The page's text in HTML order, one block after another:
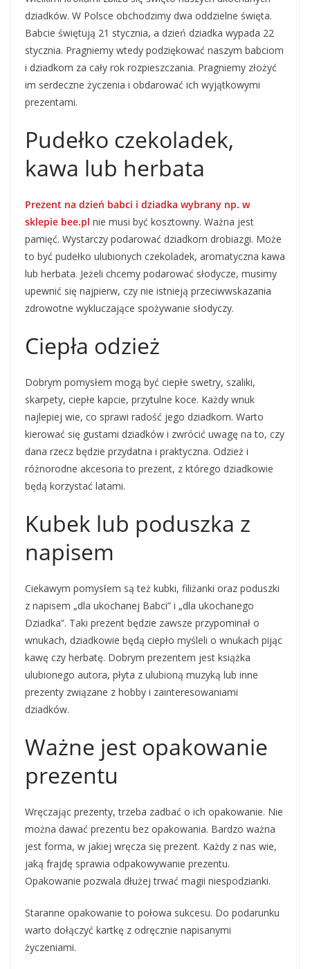
dziadków. W Polsce obchodzimy dwa oddzielne święta.
Babcie świętują 21 stycznia, a dzień dziadka wypada 22
stycznia. Pragniemy wtedy podziękować naszym babciom
i dziadkom za cały rok rozpieszczania. Pragniemy złożyć
im serdeczne życzenia i obdarować ich wyjątkowymi
prezentami.
Pudełko czekoladek,
kawa lub herbata
Prezent na dzień babci i dziadka wybrany np. w
sklepie bee.pl nie musi być kosztowny. Ważna jest
pamięć. Wystarczy podarować dziadkom drobiazgi. Może
to być pudełko ulubionych czekoladek, aromatyczna kawa
lub herbata. Jeżeli chcemy podarować słodycze, musimy
upewnić się najpierw, czy nie istnieją przeciwwskazania
zdrowotne wykluczające spożywanie słodyczy.
Ciepła odzież
Dobrym pomysłem mogą być ciepłe swetry, szaliki,
skarpety, ciepłe kapcie, przytulne koce. Każdy wnuk
najlepiej wie, co sprawi radość jego dziadkom. Warto
kierować się gustami dziadków i zwrócić uwagę na to, czy
dana rzecz będzie przydatna i praktyczna. Odzież i
różnorodne akcesoria to prezent, z którego dziadkowie
będą korzystać latami.
Kubek lub poduszka z
napisem
Ciekawym pomysłem są też kubki, filiżanki oraz poduszki
z napisem „dla ukochanej Babci” i „dla ukochanego
Dziadka”. Taki prezent będzie zawsze przypominał o
wnukach, dziadkowie będą ciepło myśleli o wnukach pijąc
kawę czy herbatę. Dobrym prezentem jest książka
ulubionego autora, płyta z ulubioną muzyką lub inne
prezenty związane z hobby i zainteresowaniami
dziadków.
Ważne jest opakowanie
prezentu
Wręczając prezenty, trzeba zadbać o ich opakowanie. Nie
można dawać prezentu bez opakowania. Bardzo ważna
jest forma, w jakiej wręcza się prezent. Każdy z nas wie,
jaką frajdę sprawia odpakowywanie prezentu.
Opakowanie pozwala dłużej trwać magii niespodzianki.
Staranne opakowanie to połowa sukcesu. Do podarunku
warto dołączyć kartkę z odręcznie napisanymi
życzeniami.